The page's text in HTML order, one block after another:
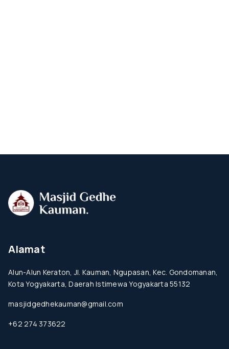
Alamat
Alun-Alun Keraton, Jl. Kauman, Ngupasan, Kec. Gondomanan,
Kota Yogyakarta, Daerah Istimewa Yogyakarta 55132
masjidgedhekauman@gmail.com
+62 274 373622